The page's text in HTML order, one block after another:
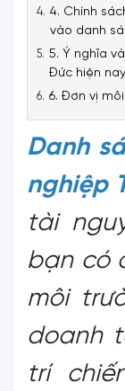
4. Chính
vào danh
5. Ý nghĩa
Đức hiện nay
6. Đơn vị
Danh
nghiệp
tài
bạn có
môi
doanh
trí